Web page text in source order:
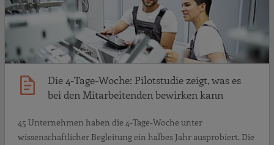
Die 4-Tage-Woche: Pilotstudie zeigt, was es
bei den Mitarbeitenden bewirken kann
45 Unternehmen haben die 4-Tage-Woche unter
wissenschaftlicher Begleitung ein halbes Jahr ausprobiert. Die